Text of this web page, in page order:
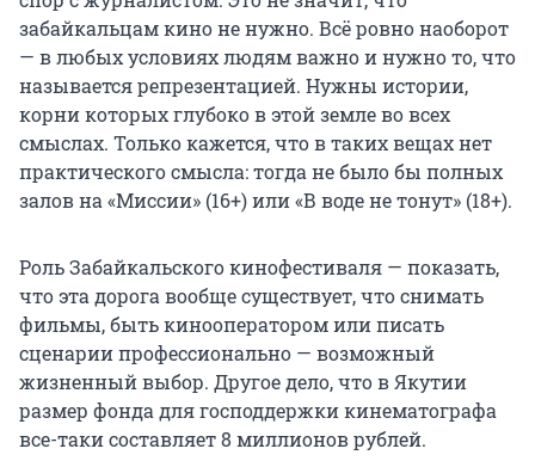
забайкальцам кино не нужно. Всё ровно наоборот
— в любых условиях людям важно и нужно то, что
называется репрезентацией. Нужны истории,
корни которых глубоко в этой земле во всех
смыслах. Только кажется, что в таких вещах нет
практического смысла: тогда не было бы полных
залов на «Миссии» (16+) или «В воде не тонут» (18+).
Роль Забайкальского кинофестиваля — показать,
что эта дорога вообще существует, что снимать
фильмы, быть кинооператором или писать
сценарии профессионально — возможный
жизненный выбор. Другое дело, что в Якутии
размер фонда для господдержки кинематографа
все-таки составляет 8 миллионов рублей.